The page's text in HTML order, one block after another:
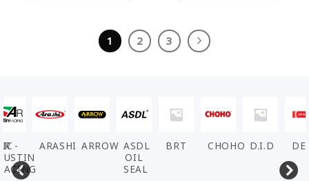
1 2 3
-
ARASHI ARROW ASDL
OIL
SEAL
BRT CHOHO D.I.D